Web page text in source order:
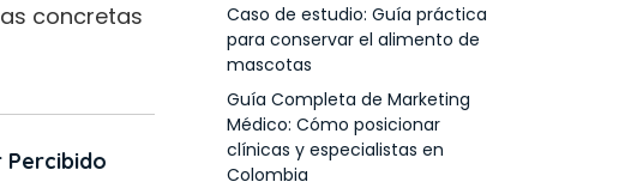
concretas
Percibido
Caso de estudio: Guía práctica
para conservar el alimento de
mascotas
Guía Completa de Marketing
Médico: Cómo posicionar
clínicas y especialistas en
Colombia